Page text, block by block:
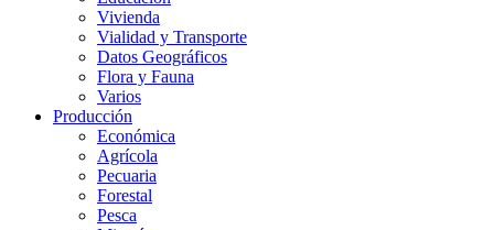
Vivienda
Vialidad y Transporte
Datos Geográficos
Flora y Fauna
Varios
Producción
Económica
Agrícola
Pecuaria
Forestal
Pesca